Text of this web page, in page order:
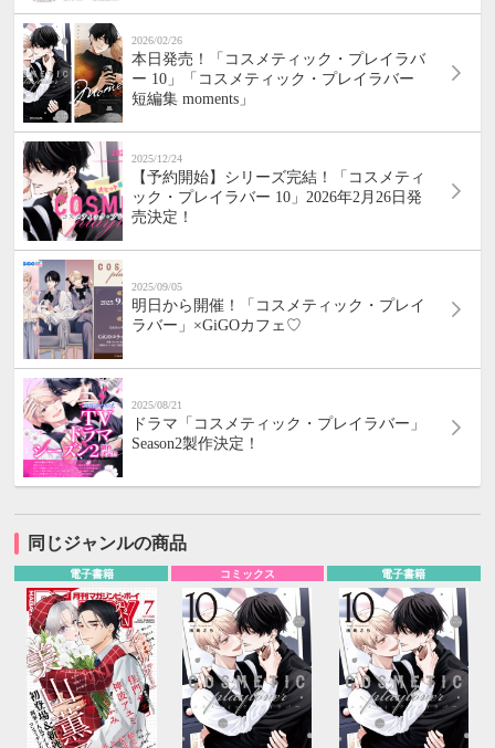
2026/02/26
本日発売！「コスメティック・プレイラバ
ー 10」「コスメティック・プレイラバー
短編集 moments」
2025/12/24
【予約開始】シリーズ完結！「コスメティ
ック・プレイラバー 10」2026年2月26日発
売決定！
2025/09/05
明日から開催！「コスメティック・プレイ
ラバー」×GiGOカフェ♡
2025/08/21
ドラマ「コスメティック・プレイラバー」
Season2製作決定！
同じジャンルの商品
電子書籍 コミックス 電子書籍